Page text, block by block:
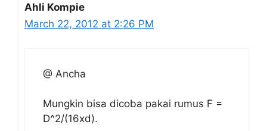
Ahli Kompie
March 22, 2012 at 2:26 PM
@ Ancha
Mungkin bisa dicoba pakai rumus F =
D^2/(16xd).